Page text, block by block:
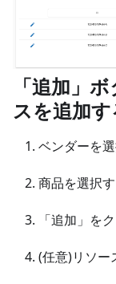
「追加」
スを追加す
ベンダーを
商品を選択
「追加」を
(任意)リソー